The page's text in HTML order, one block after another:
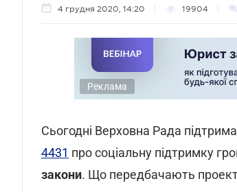
4 грудня 2020, 14:20 19904
Реклама
Сьогодні Верховна Рада
4431 про соціальну підтримку
закони. Що передбачають